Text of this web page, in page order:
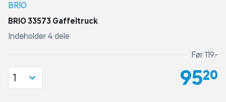
BRIO
BRIO 33573 Gaffeltruck
Indeholder 4 dele
Før 119,-
95,20
1